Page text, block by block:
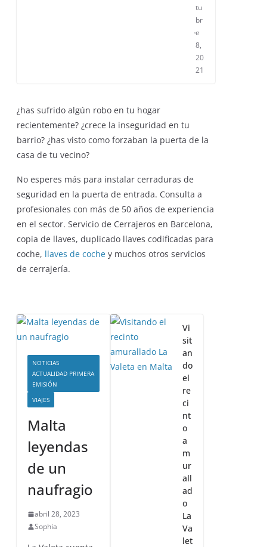
tu
br
e
8,
20
21
¿has sufrido algún robo en tu hogar
recientemente? ¿crece la inseguridad en tu
barrio? ¿has visto como forzaban la puerta de la
casa de tu vecino?
No esperes más para instalar cerraduras de
seguridad en la puerta de entrada. Consulta a
profesionales con más de 50 años de experiencia
en el sector. Servicio de Cerrajeros en Barcelona,
copia de llaves, duplicado llaves codificadas para
coche, llaves de coche y muchos otros servicios
de cerrajería.
NOTICIAS
ACTUALIDAD PRIMERA
EMISIÓN
VIAJES
Malta
leyendas
de un
naufragio
abril 28, 2023
Sophia
Vi
sit
an
do
el
re
ci
nt
o
a
m
ur
all
ad
o
La
Va
let